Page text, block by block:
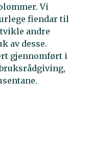
Vi
fiendar til
andre
av desse.
gjennomført i